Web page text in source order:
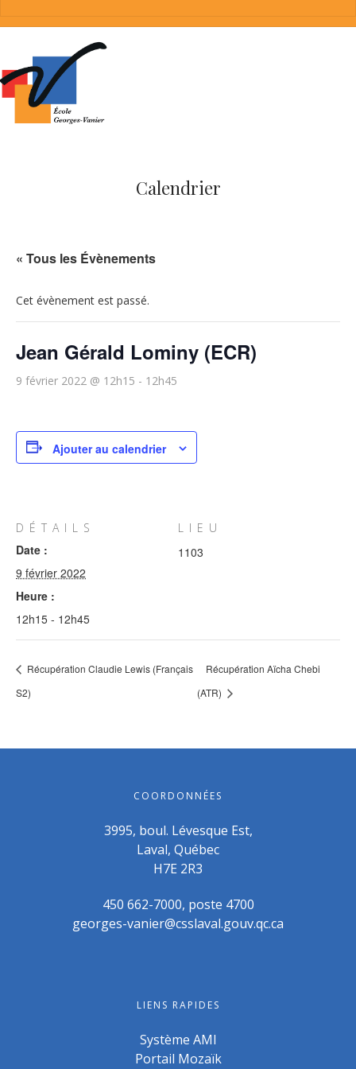
Calendrier
« Tous les Évènements
Cet évènement est passé.
Jean Gérald Lominy (ECR)
9 février 2022 @ 12h15 - 12h45
Ajouter au calendrier
DÉTAILS
Date :
9 février 2022
Heure :
12h15 - 12h45
LIEU
1103
Récupération Claudie Lewis (Français
S2)
Récupération Aïcha Chebi
(ATR)
COORDONNÉES
3995, boul. Lévesque Est,
Laval, Québec
H7E 2R3
450 662-7000, poste 4700
georges-vanier@csslaval.gouv.qc.ca
LIENS RAPIDES
Système AMI
Portail Mozaïk